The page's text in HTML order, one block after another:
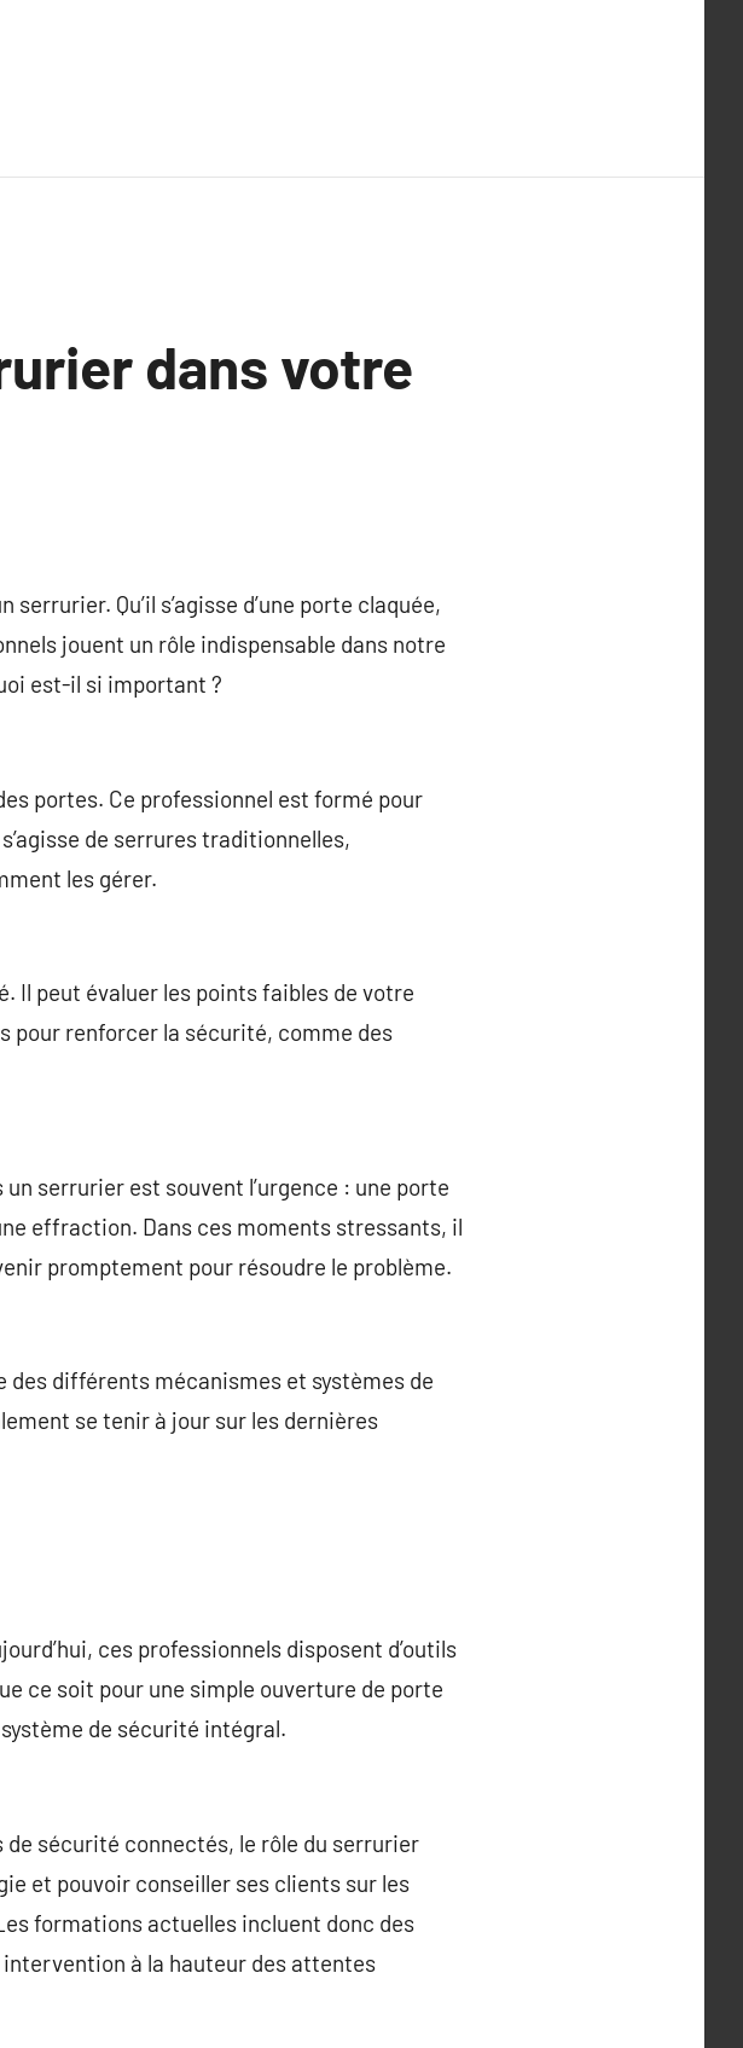
dans votre
Qu’il s’agisse d’une porte claquée,
jouent un rôle indispensable dans notre
est-il si important ?
portes. Ce professionnel est formé pour
de serrures traditionnelles,
les gérer.
Il peut évaluer les points faibles de votre
pour renforcer la sécurité, comme des
serrurier est souvent l’urgence : une porte
effraction. Dans ces moments stressants, il
promptement pour résoudre le problème.
différents mécanismes et systèmes de
se tenir à jour sur les dernières
ces professionnels disposent d’outils
ce soit pour une simple ouverture de porte
de sécurité intégral.
de sécurité connectés, le rôle du serrurier
et pouvoir conseiller ses clients sur les
formations actuelles incluent donc des
à la hauteur des attentes